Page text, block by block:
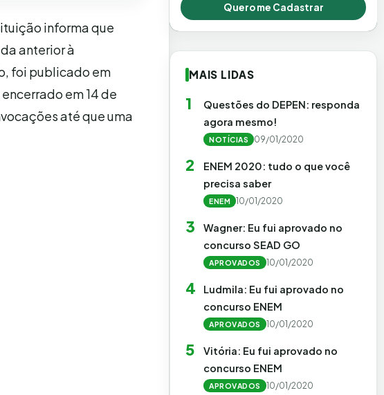
informa que
anterior à
foi publicado em
em 14 de
até que uma
Quero me Cadastrar
MAIS LIDAS
1
Questões do DEPEN: responda
agora mesmo!
NOTÍCIAS 09/01/2020
2
ENEM 2020: tudo o que você
precisa saber
ENEM 10/01/2020
3
Wagner: Eu fui aprovado no
concurso SEAD GO
APROVADOS 10/01/2020
4
Ludmila: Eu fui aprovado no
concurso ENEM
APROVADOS 10/01/2020
5
Vitória: Eu fui aprovado no
concurso ENEM
APROVADOS 10/01/2020